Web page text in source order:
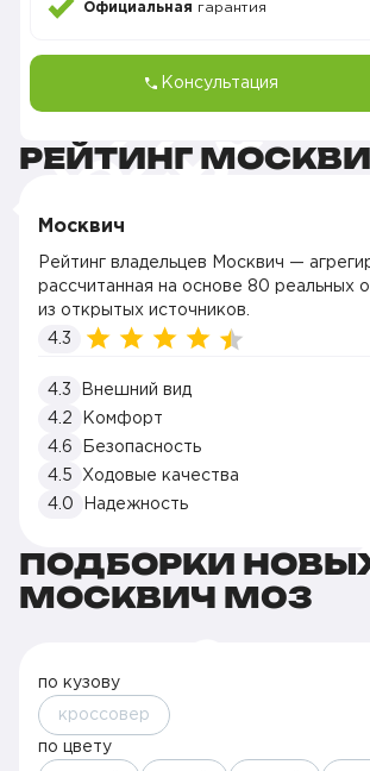
Официальная гарантия
Консультация
РЕЙТИНГ
Москвич
Рейтинг владельцев Москвич —
рассчитанная на основе 80 реальных
из открытых источников.
4.3
4.3
Внешний вид
4.2
Комфорт
4.6
Безопасность
4.5
Ходовые качества
4.0
Надежность
ПОДБОРКИ
МОСКВИЧ M03
по кузову
кроссовер
по цвету